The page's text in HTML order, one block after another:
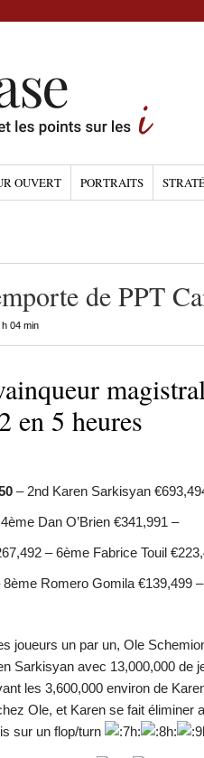
OUVERT PORTRAITS
de PPT
h 04 min
en 5 heures
– 2nd Karen Sarkisyan
Dan O’Brien €341,991 –
– 6ème Fabrice Touil
Romero Gomila €139,499 –
joueurs un par un, Ole
Sarkisyan avec 13,000,000 de
les 3,600,000 environ de
Ole, et Karen se fait éliminer
sur un flop/turn